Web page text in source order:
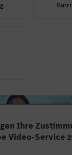
Ihre
Video-Service